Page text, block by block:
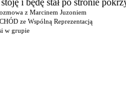
z Marcinem Juzoniem
ze Wspólną Reprezentacją
w grupie